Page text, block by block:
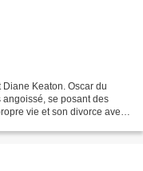
Keaton. Oscar du
se posant des
vie et son divorce avec